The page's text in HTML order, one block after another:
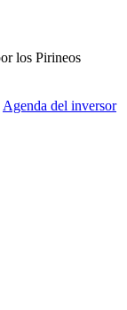
Agenda del inversor